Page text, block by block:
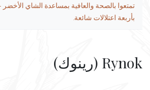
تمتعوا بالصحة والعافية بمساعدة الشاي
بأربعة اعتلالات شائعة.
Rynok (رينوك)